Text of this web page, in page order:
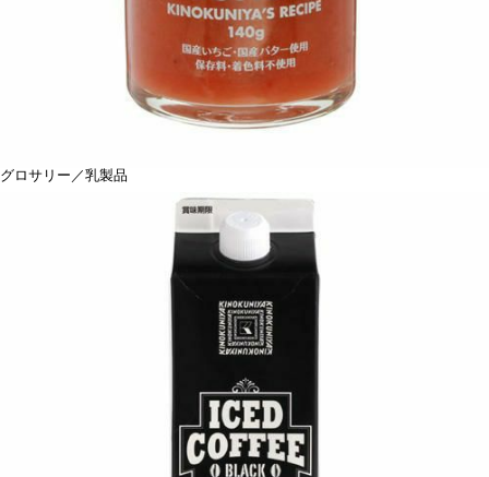
グロサリー／乳製品